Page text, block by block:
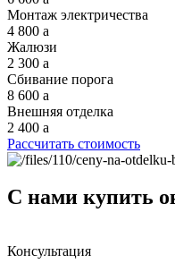
Монтаж электричества
4 800 a
Жалюзи
2 300 a
Сбивание порога
8 600 a
Внешняя отделка
2 400 a
Рассчитать стоимость
С нами купить
Консультация